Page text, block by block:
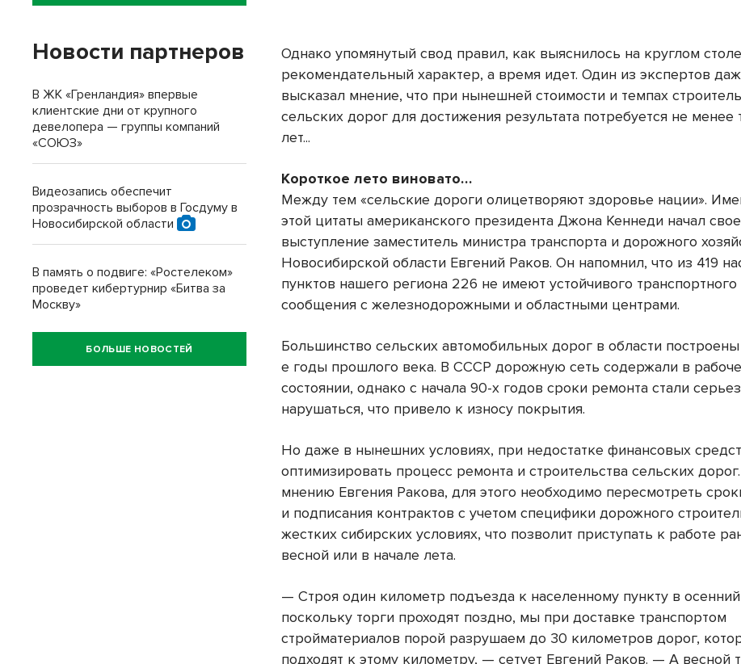
Однако упомянутый свод правил, как выяснилось на круглом
рекомендательный характер, а время идет. Один из экспертов
высказал мнение, что при нынешней стоимости и темпах
сельских дорог для достижения результата потребуется не менее
лет...
Короткое лето виновато…
Между тем «сельские дороги олицетворяют здоровье нации».
этой цитаты американского президента Джона Кеннеди начал свое
выступление заместитель министра транспорта и дорожного
Новосибирской области Евгений Раков. Он напомнил, что из 419
пунктов нашего региона 226 не имеют устойчивого транспортного
сообщения с железнодорожными и областными центрами.
Большинство сельских автомобильных дорог в области
е годы прошлого века. В СССР дорожную сеть содержали в
состоянии, однако с начала 90-х годов сроки ремонта стали
нарушаться, что привело к износу покрытия.
Но даже в нынешних условиях, при недостатке финансовых
оптимизировать процесс ремонта и строительства сельских
мнению Евгения Ракова, для этого необходимо пересмотреть
и подписания контрактов с учетом специфики дорожного
жестких сибирских условиях, что позволит приступать к работе
весной или в начале лета.
— Строя один километр подъезда к населенному пункту в
поскольку торги проходят поздно, мы при доставке транспортом
стройматериалов порой разрушаем до 30 километров дорог,
подходят к этому километру, — сетует Евгений Раков. — А весной
Новости партнеров
В ЖК «Гренландия» впервые
клиентские дни от крупного
девелопера — группы компаний
«СОЮЗ»
Видеозапись обеспечит
прозрачность выборов в Госдуму в
Новосибирской области
В память о подвиге: «Ростелеком»
проведет кибертурнир «Битва за
Москву»
БОЛЬШЕ НОВОСТЕЙ